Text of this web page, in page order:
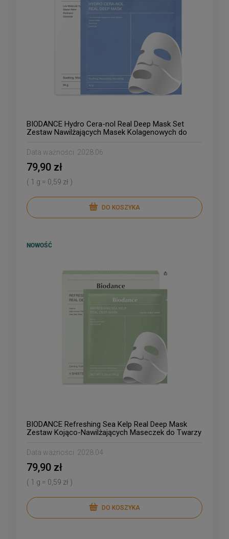
BIODANCE Hydro Cera-nol Real Deep Mask Set
Zestaw Nawilżających Masek Kolagenowych do
Data ważności: 2028.06
79,90 zł
( 1 g = 0,59 zł )
DO KOSZYKA
BIODANCE Refreshing Sea Kelp Real Deep Mask
Zestaw Kojąco-Nawilżających Maseczek do Twarzy
Data ważności: 2028.04
79,90 zł
( 1 g = 0,59 zł )
DO KOSZYKA
NOWOŚĆ